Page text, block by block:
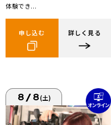
体験でき...
申し込む 詳しく見る
8/8(土)